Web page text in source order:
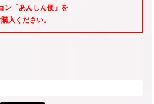
ン「あんしん便」 を
入ください。